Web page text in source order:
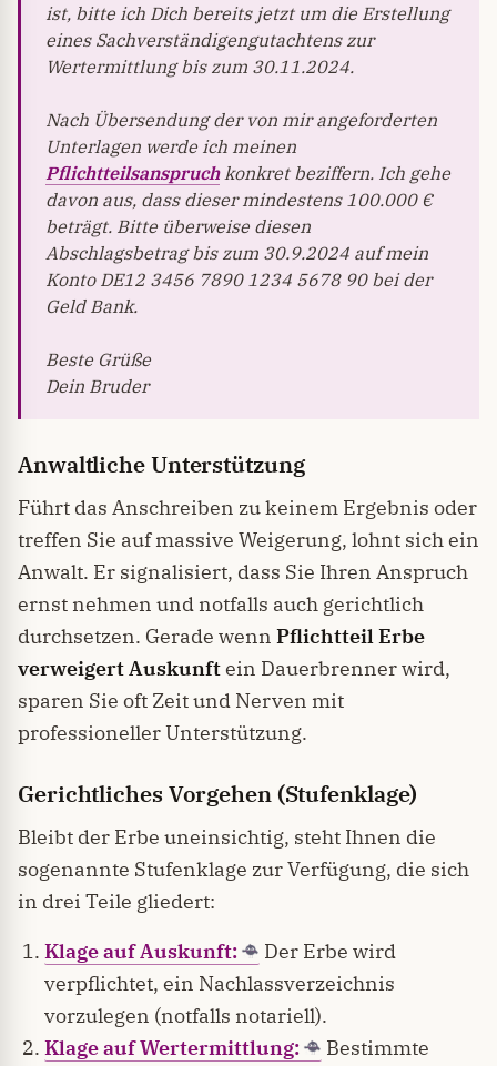
ist, bitte ich Dich bereits jetzt um die Erstellung
eines Sachverständigengutachtens zur
Wertermittlung bis zum 30.11.2024.
Nach Übersendung der von mir angeforderten
Unterlagen werde ich meinen
Pflichtteilsanspruchkonkret beziffern. Ich gehe
davon aus, dass dieser mindestens 100.000 €
beträgt. Bitte überweise diesen
Abschlagsbetrag bis zum 30.9.2024 auf mein
Konto DE12 3456 7890 1234 5678 90 bei der
Geld Bank.
Beste Grüße
Dein Bruder
Anwaltliche Unterstützung
Führt das Anschreiben zu keinem Ergebnis oder
treffen Sie auf massive Weigerung, lohnt sich ein
Anwalt. Er signalisiert, dass Sie Ihren Anspruch
ernst nehmen und notfalls auch gerichtlich
durchsetzen. Gerade wenn Pflichtteil Erbe
verweigert Auskunftein Dauerbrenner wird,
sparen Sie oft Zeit und Nerven mit
professioneller Unterstützung.
Gerichtliches Vorgehen (Stufenklage)
Bleibt der Erbe uneinsichtig, steht Ihnen die
sogenannte Stufenklage zur Verfügung, die sich
in drei Teile gliedert:
Klage auf Auskunft:
Der Erbe wird
verpflichtet, ein Nachlassverzeichnis
vorzulegen (notfalls notariell).
Klage auf Wertermittlung:
Bestimmte